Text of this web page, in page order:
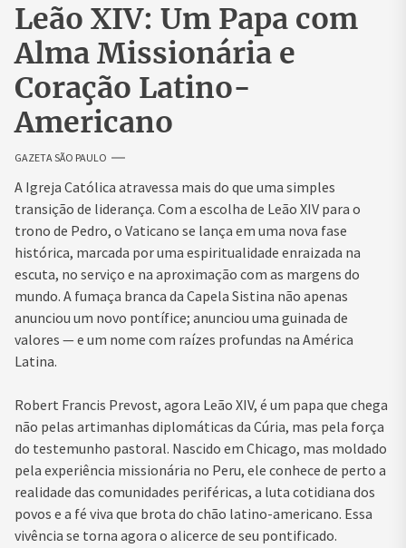
Leão XIV: Um Papa com
Alma Missionária e
Coração Latino-
Americano
GAZETA SÃO PAULO
A Igreja Católica atravessa mais do que uma simples
transição de liderança. Com a escolha de Leão XIV para o
trono de Pedro, o Vaticano se lança em uma nova fase
histórica, marcada por uma espiritualidade enraizada na
escuta, no serviço e na aproximação com as margens do
mundo. A fumaça branca da Capela Sistina não apenas
anunciou um novo pontífice; anunciou uma guinada de
valores — e um nome com raízes profundas na América
Latina.
Robert Francis Prevost, agora Leão XIV, é um papa que chega
não pelas artimanhas diplomáticas da Cúria, mas pela força
do testemunho pastoral. Nascido em Chicago, mas moldado
pela experiência missionária no Peru, ele conhece de perto a
realidade das comunidades periféricas, a luta cotidiana dos
povos e a fé viva que brota do chão latino-americano. Essa
vivência se torna agora o alicerce de seu pontificado.